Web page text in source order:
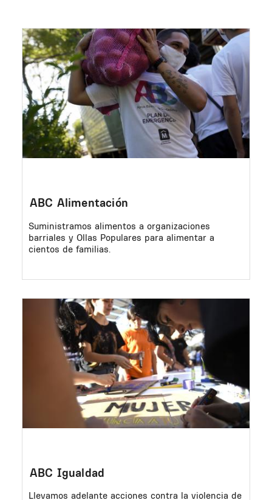
Image
ABC Alimentación
Suministramos alimentos a organizaciones
barriales y Ollas Populares para alimentar a
cientos de familias.
ABC Igualdad
Llevamos adelante acciones contra la violencia de